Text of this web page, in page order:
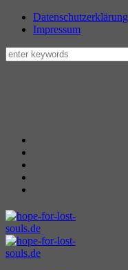
Datenschutzerklärung
Impressum